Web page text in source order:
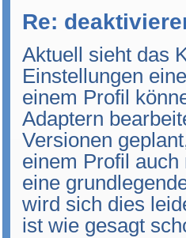
Re:
Aktuell sieht das
Einstellungen
einem Profil
Adaptern
Versionen
einem Profil
eine
wird sich dies
ist wie gesagt